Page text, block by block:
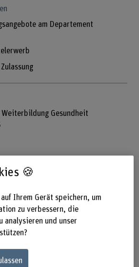
am Departement
Gesundheit
🍪
Ihrem Gerät speichern, um
zu verbessern, die
analysieren und unser